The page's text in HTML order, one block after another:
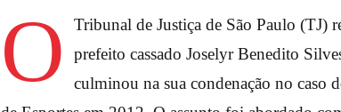
O
Tribunal de Justiça de São Paulo (TJ)
prefeito cassado Joselyr Benedito
culminou na sua condenação no caso